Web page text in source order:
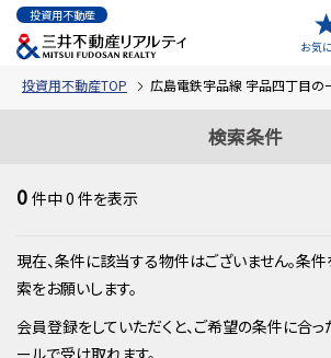
投資用不動産
お気
投資用不動産TOP 広島電鉄宇品線 宇品四丁目の
検索条件
0 件中0 件を表示
現在、条件に該当する物件はございません。条
索をお願いします。
会員登録をしていただくと、ご希望の条件に合
ールで受け取れます。